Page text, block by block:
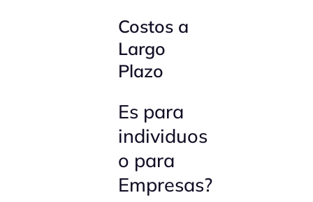
Costos a
Largo
Plazo
Es para
individuos
o para
Empresas?